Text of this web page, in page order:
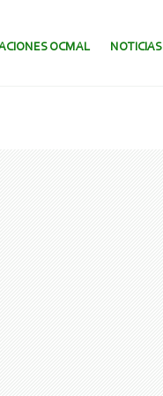
OCMAL NOTICIAS